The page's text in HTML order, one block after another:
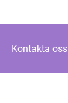
Kontakta oss